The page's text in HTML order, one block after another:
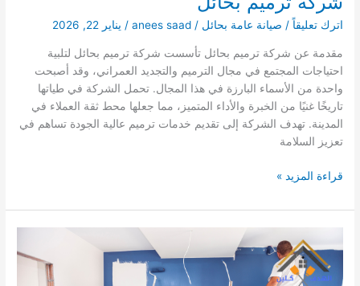
اترك تعليقاً / صيانة عامة بحائل /
anees saad
/ يناير 22, 2026
مقدمة عن شركة ترميم بحائل تأسست شركة ترميم بحائل لتلبية
احتياجات المجتمع في مجال الترميم والتجديد العمراني، وقد أصبحت
واحدة من الأسماء البارزة في هذا المجال. تحمل الشركة في طياتها
تاريخًا غنيًا من الخبرة والأداء المتميز، مما جعلها محط ثقة العملاء في
المدينة. تهدف الشركة إلى تقديم خدمات ترميم عالية الجودة تساهم في
تعزيز السلامة
شركة
بحائل
قراءة المزيد »